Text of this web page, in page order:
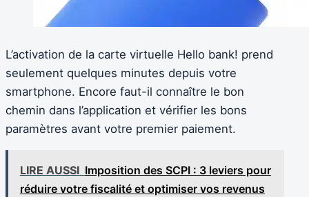
L’activation de la carte virtuelle Hello bank! prend
seulement quelques minutes depuis votre
smartphone. Encore faut-il connaître le bon
chemin dans l’application et vérifier les bons
paramètres avant votre premier paiement.
LIRE AUSSI Imposition des SCPI : 3 leviers pour
réduire votre fiscalité et optimiser vos revenus